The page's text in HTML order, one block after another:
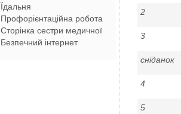
Їдальня
Профорієнтаційна робота
Сторінка сестри медичної
Безпечний інтернет
2
3
сніданок
4
5